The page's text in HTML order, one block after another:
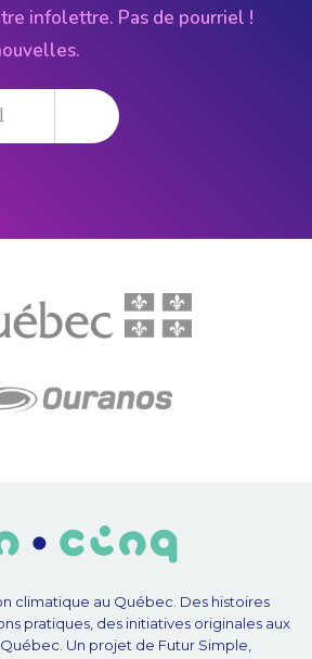
infolettre. Pas de pourriel !
climatique au Québec. Des histoires
pratiques, des initiatives originales aux
Un projet de Futur Simple,